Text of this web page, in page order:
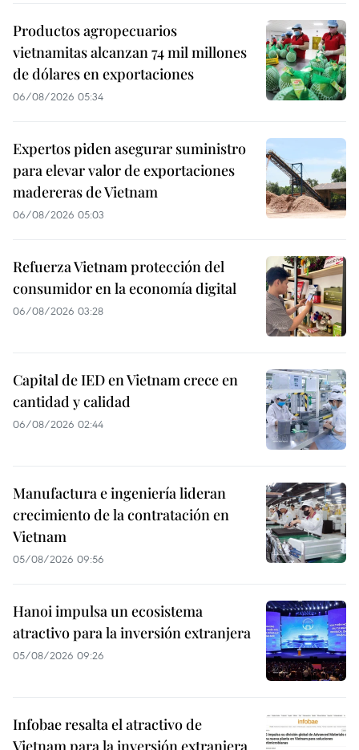
Productos agropecuarios
vietnamitas alcanzan 74 mil millones
de dólares en exportaciones
06/08/2026 05:34
Expertos piden asegurar suministro
para elevar valor de exportaciones
madereras de Vietnam
06/08/2026 05:03
Refuerza Vietnam protección del
consumidor en la economía digital
06/08/2026 03:28
Capital de IED en Vietnam crece en
cantidad y calidad
06/08/2026 02:44
Manufactura e ingeniería lideran
crecimiento de la contratación en
Vietnam
05/08/2026 09:56
Hanoi impulsa un ecosistema
atractivo para la inversión extranjera
05/08/2026 09:26
Infobae resalta el atractivo de
Vietnam para la inversión extranjera